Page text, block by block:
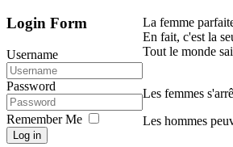
Login Form
Username
Password
Remember Me
Log in
La femme
En fait, c'est la
Tout le monde
Les femmes
Les hommes